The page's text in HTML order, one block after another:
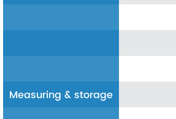
Measuring & storage